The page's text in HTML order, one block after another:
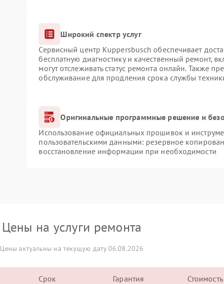
Широкий спектр услуг
Сервисный центр Kuppersbusch обеспечивает
бесплатную диагностику и качественный ремонт,
могут отслеживать статус ремонта онлайн. Также
обслуживание для продления срока службы
Оригинальные программные решение и
Использование официальных прошивок и
пользовательскими данными: резервное
восстановление информации при необходимости
Цены на услуги ремонта
Цены актуальны на текущую дату 06.08.2026
Срок Гарантия Стоимость